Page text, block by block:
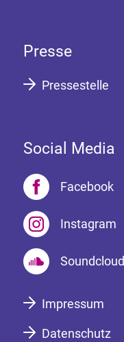
Presse
Pressestelle
Social Media
Facebook
Instagram
Soundcloud
Impressum
Datenschutz